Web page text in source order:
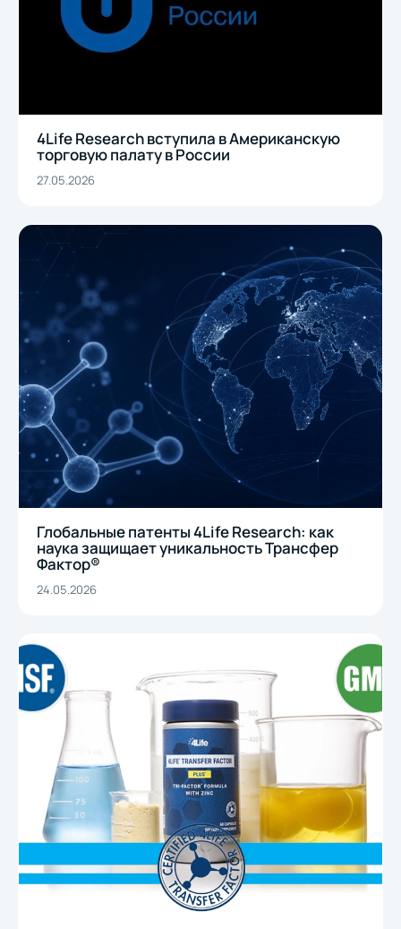
4Life Research вступила в Американскую
торговую палату в России
27.05.2026
Глобальные патенты 4Life Research: как
наука защищает уникальность Трансфер
Фактор®
24.05.2026